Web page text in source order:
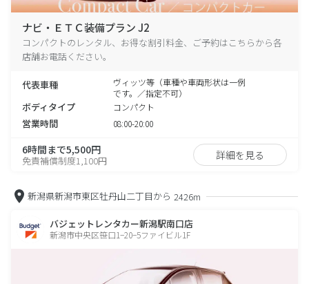
ナビ・ＥＴＣ装備プラン J2
コンパクトのレンタル、お得な割引料金、ご予約はこちらから各
店舗お電話ください。
代表車種
ヴィッツ等（車種や車両形状は一例
です。／指定不可）
ボディタイプ コンパクト
営業時間 08:00-20:00
6時間まで5,500円
免責補償制度1,100円 詳細を見る
新潟県新潟市東区牡丹山二丁目から 2426m
バジェットレンタカー新潟駅南口店
新潟市中央区笹口1−20−5ファイビル1F